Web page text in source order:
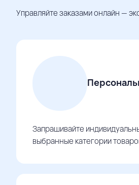
Управляйте заказами онлайн —
Запрашивайте
выбранные категории